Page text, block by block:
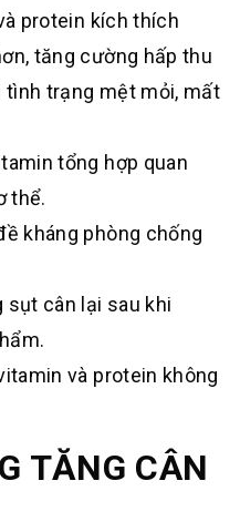
protein kích thích
tăng cường hấp thu
tình trạng mệt mỏi, mất
tổng hợp quan
thể.
kháng phòng chống
sụt cân lại sau khi
và protein không
TĂNG CÂN